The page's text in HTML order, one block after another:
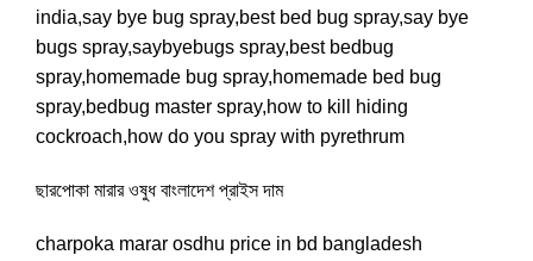
india,say bye bug spray,best bed bug spray,say bye
bugs spray,saybyebugs spray,best bedbug
spray,homemade bug spray,homemade bed bug
spray,bedbug master spray,how to kill hiding
cockroach,how do you spray with pyrethrum
ছারপোকা মারার ওষুধ বাংলাদেশ প্রাইস দাম
charpoka marar osdhu price in bd bangladesh